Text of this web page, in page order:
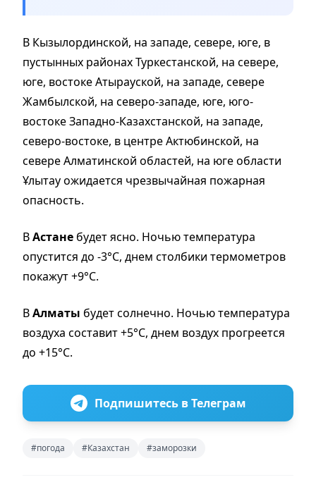
В Кызылординской, на западе, севере, юге, в
пустынных районах Туркестанской, на севере,
юге, востоке Атырауской, на западе, севере
Жамбылской, на северо-западе, юге, юго-
востоке Западно-Казахстанской, на западе,
северо-востоке, в центре Актюбинской, на
севере Алматинской областей, на юге области
Ұлытау ожидается чрезвычайная пожарная
опасность.
ВАстане будет ясно. Ночью температура
опустится до -3°С, днем столбики термометров
покажут +9°С.
ВАлматы будет солнечно. Ночью температура
воздуха составит +5°С, днем воздух прогреется
до +15°С.
Подпишитесь в Телеграм
#погода #Казахстан #заморозки